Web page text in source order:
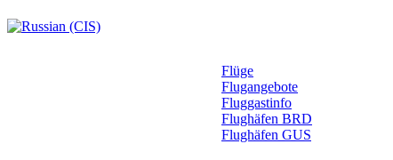
Flüge
Flugangebote
Fluggastinfo
Flughäfen BRD
Flughäfen GUS